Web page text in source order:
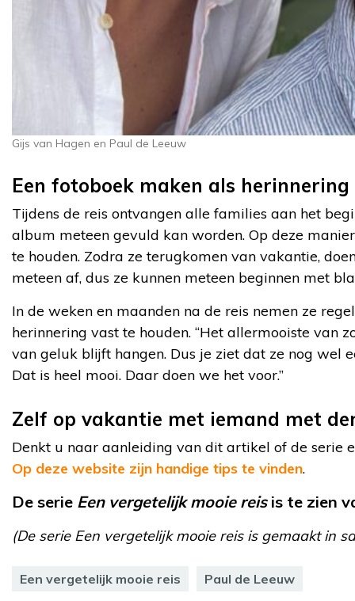
Gijs van Hagen en Paul de Leeuw
Een fotoboek maken als herinnering
Tijdens de reis ontvangen alle families aan het
album meteen gevuld kan worden. Op deze
te houden. Zodra ze terugkomen van vakantie,
meteen af, dus ze kunnen meteen beginnen met
In de weken en maanden na de reis nemen ze
herinnering vast te houden. “Het allermooiste van
van geluk blijft hangen. Dus je ziet dat ze nog wel
Dat is heel mooi. Daar doen we het voor.”
Zelf op vakantie met iemand met
Denkt u naar aanleiding van dit artikel of de serie
Op deze website zijn handige tips te vinden.
De serie Een vergetelijk mooie reisis te zien
(De serie Een vergetelijk mooie reis is gemaakt in
Een vergetelijk mooie reis Paul de Leeuw